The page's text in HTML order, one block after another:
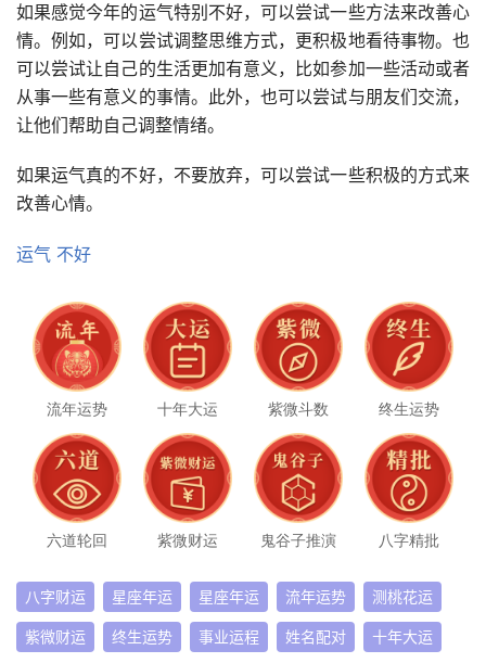
如果感觉今年的运气特别不好，可以尝试一些方法来改善心
情。例如，可以尝试调整思维方式，更积极地看待事物。也
可以尝试让自己的生活更加有意义，比如参加一些活动或者
从事一些有意义的事情。此外，也可以尝试与朋友们交流，
让他们帮助自己调整情绪。
如果运气真的不好，不要放弃，可以尝试一些积极的方式来
改善心情。
运气 不好
流年运势 十年大运 紫微斗数 终生运势
六道轮回 紫微财运 鬼谷子推演 八字精批
八字财运 星座年运 星座年运 流年运势 测桃花运
紫微财运 终生运势 事业运程 姓名配对 十年大运